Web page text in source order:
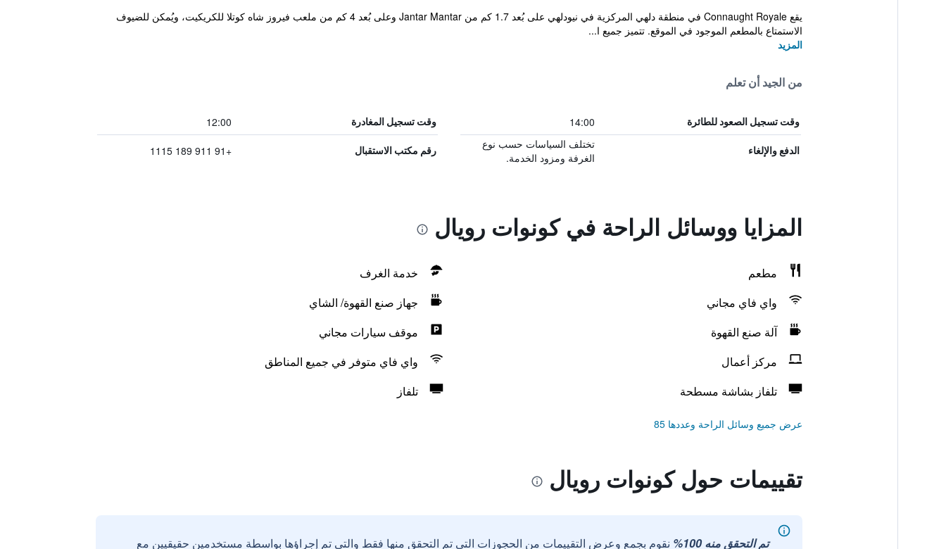
يقع Connaught Royale في منطقة دلهي المركزية في نيودلهي على بُعد 1.7 كم من Jantar Mantar وعلى بُعد 4 كم من ملعب فيروز شاه كوتلا للكريكيت، ويُمكن للضيوف
الاستمتاع بالمطعم الموجود في الموقع. تتميز جميع ا...
المزيد
من الجيد أن تعلم
وقت تسجيل الصعود للطائرة 14:00 وقت تسجيل المغادرة 12:00
الدفع والإلغاء
تختلف السياسات حسب نوع
الغرفة ومزود الخدمة.
رقم مكتب الاستقبال +91 911 189 1115
المزايا ووسائل الراحة في كونوات رويال
مطعم
خدمة الغرف
واي فاي مجاني
جهاز صنع القهوة/ الشاي
آلة صنع القهوة
موقف سيارات مجاني
مركز أعمال
واي فاي متوفر في جميع المناطق
تلفاز بشاشة مسطحة
تلفاز
عرض جميع وسائل الراحة وعددها 85
تقييمات حول كونوات رويال
تم التحقق منه 100%
نقوم بجمع وعرض التقييمات من الحجوزات التي تم التحقق منها فقط والتي تم إجراؤها بواسطة مستخدمين حقيقيين مع